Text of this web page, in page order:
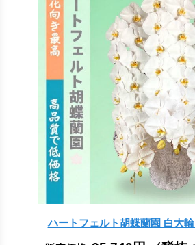
ハートフェルト胡蝶蘭園 白大